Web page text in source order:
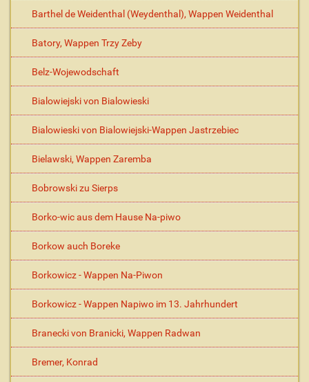
Barthel de Weidenthal (Weydenthal), Wappen Weidenthal
Batory, Wappen Trzy Zeby
Belz-Wojewodschaft
Bialowiejski von Bialowieski
Bialowieski von Bialowiejski-Wappen Jastrzebiec
Bielawski, Wappen Zaremba
Bobrowski zu Sierps
Borko-wic aus dem Hause Na-piwo
Borkow auch Boreke
Borkowicz - Wappen Na-Piwon
Borkowicz - Wappen Napiwo im 13. Jahrhundert
Branecki von Branicki, Wappen Radwan
Bremer, Konrad